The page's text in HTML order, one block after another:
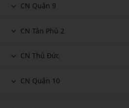
CN Quận 9
CN Tân Phú 2
CN Thủ Đức
CN Quận 10